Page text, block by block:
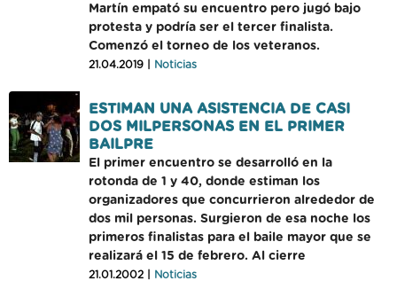
Martín empató su encuentro pero jugó bajo
protesta y podría ser el tercer finalista.
Comenzó el torneo de los veteranos.
21.04.2019 | Noticias
ESTIMAN UNA ASISTENCIA DE CASI
DOS MILPERSONAS EN EL PRIMER
BAILPRE
El primer encuentro se desarrolló en la
rotonda de 1 y 40, donde estiman los
organizadores que concurrieron alrededor de
dos mil personas. Surgieron de esa noche los
primeros finalistas para el baile mayor que se
realizará el 15 de febrero. Al cierre
21.01.2002 | Noticias